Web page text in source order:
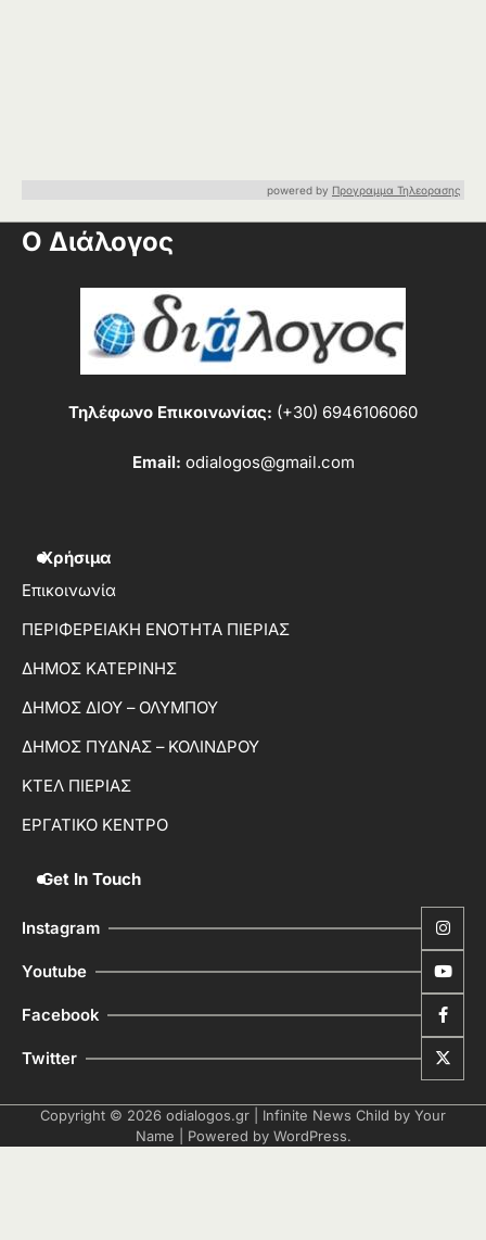
powered by Προγραμμα Τηλεορασης
Ο Διάλογος
Τηλέφωνο Επικοινωνίας: (+30) 6946106060
Email: odialogos@gmail.com
Χρήσιμα
Επικοινωνία
ΠΕΡΙΦΕΡΕΙΑΚΗ ΕΝΟΤΗΤΑ ΠΙΕΡΙΑΣ
ΔΗΜΟΣ ΚΑΤΕΡΙΝΗΣ
ΔΗΜΟΣ ΔΙΟΥ – ΟΛΥΜΠΟΥ
ΔΗΜΟΣ ΠΥΔΝΑΣ – ΚΟΛΙΝΔΡΟΥ
ΚΤΕΛ ΠΙΕΡΙΑΣ
ΕΡΓΑΤΙΚΟ ΚΕΝΤΡΟ
Get In Touch
Instagram
Youtube
Facebook
Twitter
Copyright © 2026 odialogos.gr | Infinite News Child by Your
Name | Powered by WordPress.